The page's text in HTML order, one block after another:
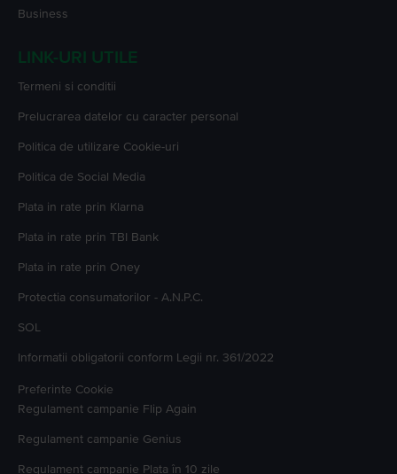
Business
LINK-URI UTILE
Termeni si conditii
Prelucrarea datelor cu caracter personal
Politica de utilizare Cookie-uri
Politica de Social Media
Plata in rate prin Klarna
Plata in rate prin TBI Bank
Plata in rate prin Oney
Protectia consumatorilor - A.N.P.C.
SOL
Informatii obligatorii conform Legii nr. 361/2022
Preferinte Cookie
Regulament campanie Flip Again
Regulament campanie Genius
Regulament campanie Plata în 10 zile